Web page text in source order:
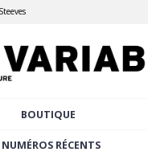
BOUTIQUE
NUMÉROS RÉCENTS